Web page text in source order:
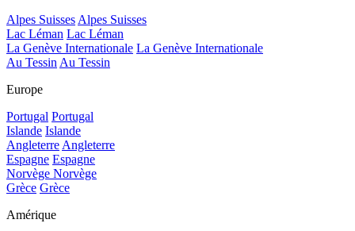
Alpes Suisses Alpes Suisses
Lac Léman Lac Léman
La Genève Internationale La Genève Internationale
Au Tessin Au Tessin
Europe
Portugal Portugal
Islande Islande
Angleterre Angleterre
Espagne Espagne
Norvège Norvège
Grèce Grèce
Amérique